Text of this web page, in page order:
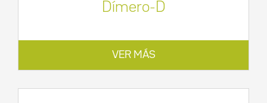
Dímero-D
VER MÁS